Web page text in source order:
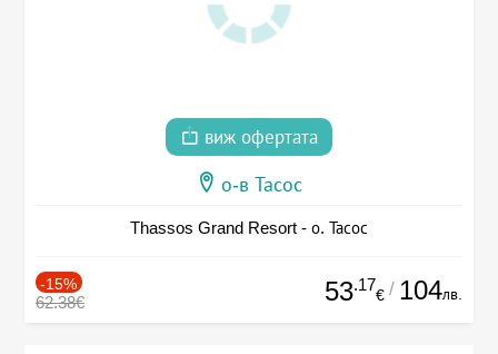
виж офертата
о-в Тасос
Thassos Grand Resort - о. Тасос
-15%
62.38€ 53.17
€ / 104лв.